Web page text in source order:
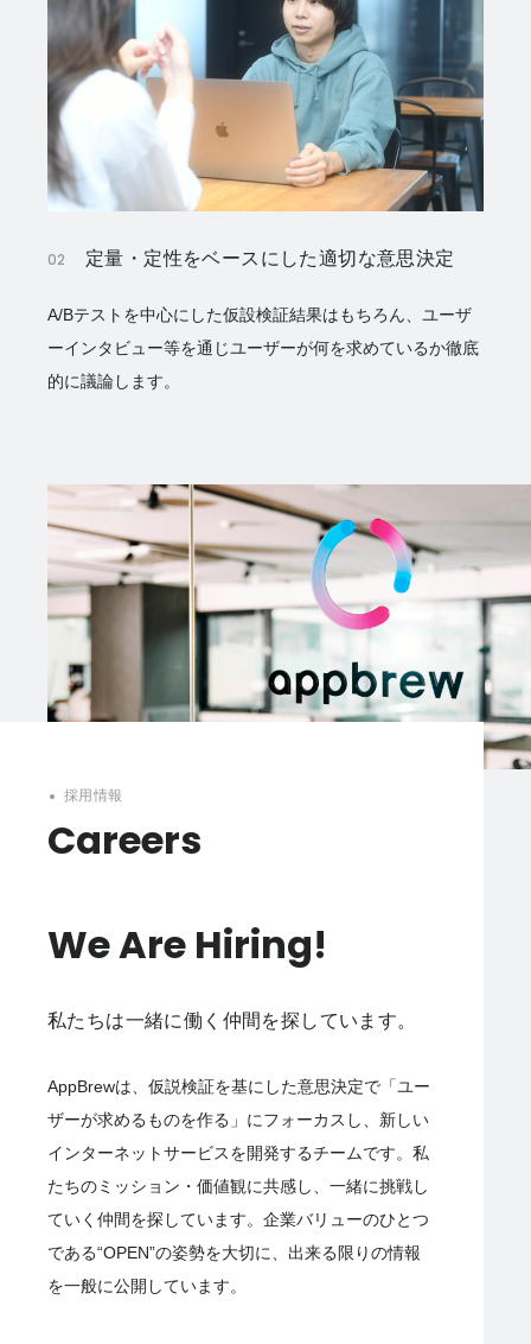
02 定量・定性をベースにした適切な意思決定
A/Bテストを中心にした仮設検証結果はもちろん、ユーザ
ーインタビュー等を通じユーザーが何を求めているか徹底
的に議論します。
採用情報
Careers
We Are Hiring!
私たちは一緒に働く仲間を探しています。
AppBrewは、仮説検証を基にした意思決定で「ユー
ザーが求めるものを作る」にフォーカスし、新しい
インターネットサービスを開発するチームです。私
たちのミッション・価値観に共感し、一緒に挑戦し
ていく仲間を探しています。企業バリューのひとつ
である“OPEN”の姿勢を大切に、出来る限りの情報
を一般に公開しています。